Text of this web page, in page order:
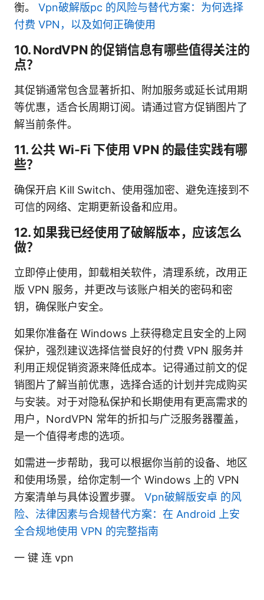
衡。 Vpn破解版pc 的风险与替代方案：为何选择
付费 VPN，以及如何正确使用
10. NordVPN 的促销信息有哪些值得关注的
点？
其促销通常包含显著折扣、附加服务或延长试用期
等优惠，适合长周期订阅。请通过官方促销图片了
解当前条件。
11. 公共 Wi-Fi 下使用 VPN 的最佳实践有哪
些？
确保开启 Kill Switch、使用强加密、避免连接到不
可信的网络、定期更新设备和应用。
12. 如果我已经使用了破解版本，应该怎么
做？
立即停止使用，卸载相关软件，清理系统，改用正
版 VPN 服务，并更改与该账户相关的密码和密
钥，确保账户安全。
如果你准备在 Windows 上获得稳定且安全的上网
保护，强烈建议选择信誉良好的付费 VPN 服务并
利用正规促销资源来降低成本。记得通过前文的促
销图片了解当前优惠，选择合适的计划并完成购买
与安装。对于对隐私保护和长期使用有更高需求的
用户，NordVPN 常年的折扣与广泛服务器覆盖，
是一个值得考虑的选项。
如需进一步帮助，我可以根据你当前的设备、地区
和使用场景，给你定制一个 Windows 上的 VPN
方案清单与具体设置步骤。 Vpn破解版安卓 的风
险、法律因素与合规替代方案：在 Android 上安
全合规地使用 VPN 的完整指南
一 键 连 vpn